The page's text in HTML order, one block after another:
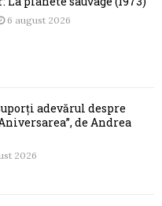
6 august 2026
adevărul despre
de Andrea
2026